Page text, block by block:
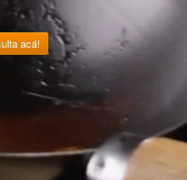
acá!